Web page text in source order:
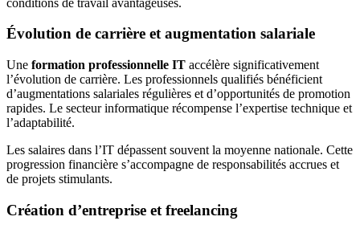
Évolution de carrière et augmentation salariale
Une formation professionnelle IT accélère significativement
l’évolution de carrière. Les professionnels qualifiés bénéficient
d’augmentations salariales régulières et d’opportunités de promotion
rapides. Le secteur informatique récompense l’expertise technique et
l’adaptabilité.
Les salaires dans l’IT dépassent souvent la moyenne nationale. Cette
progression financière s’accompagne de responsabilités accrues et
de projets stimulants.
Création d’entreprise et freelancing